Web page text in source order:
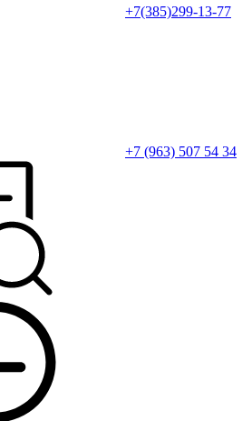
+7(385)299-13-77
+7 (963) 507 54 34